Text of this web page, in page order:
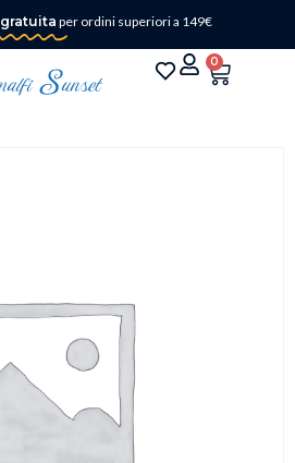
gratuita per ordini superiori a 149€
0